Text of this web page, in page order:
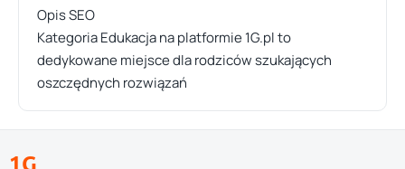
Opis SEO
Kategoria Edukacja na platformie 1G.pl to
dedykowane miejsce dla rodziców szukających
oszczędnych rozwiązań
1G